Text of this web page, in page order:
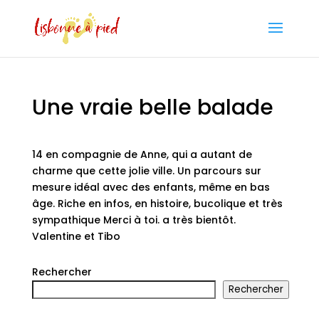
Une vraie belle balade
14 en compagnie de Anne, qui a autant de
charme que cette jolie ville. Un parcours sur
mesure idéal avec des enfants, même en bas
âge. Riche en infos, en histoire, bucolique et très
sympathique Merci à toi. a très bientôt.
Valentine et Tibo
Rechercher
Rechercher